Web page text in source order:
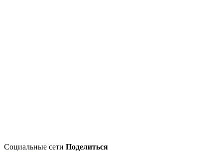
Социальные сети Поделиться